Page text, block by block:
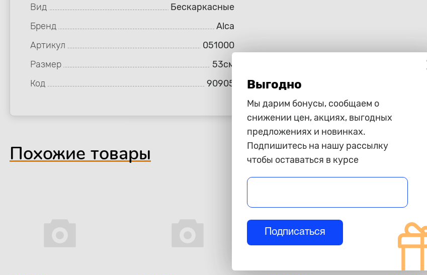
Вид
Бескаркасные
Бренд
Alca
Артикул
051000
Размер
53см
Код
90905
Похожие товары
Выгодно
Мы дарим бонусы, сообщаем о
снижении цен, акциях, выгодных
предложениях и новинках.
Подпишитесь на нашу рассылку
чтобы оставаться в курсе
Подписаться